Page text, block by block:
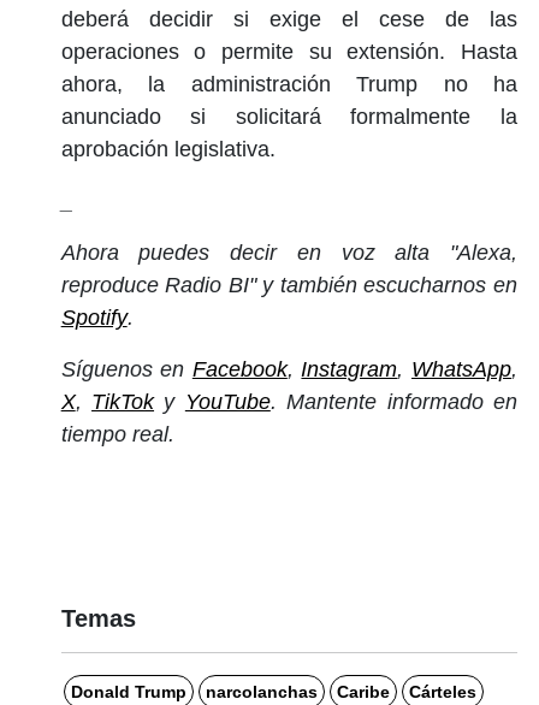
deberá decidir si exige el cese de las
operaciones o permite su extensión. Hasta
ahora, la administración Trump no ha
anunciado si solicitará formalmente la
aprobación legislativa.
Ahora puedes decir en voz alta "Alexa,
reproduce Radio BI" y también escucharnos en
Spotify.
Síguenos en Facebook, Instagram, WhatsApp,
X, TikToky YouTube. Mantente informado en
tiempo real.
Temas
Donald Trump narcolanchas Caribe Cárteles